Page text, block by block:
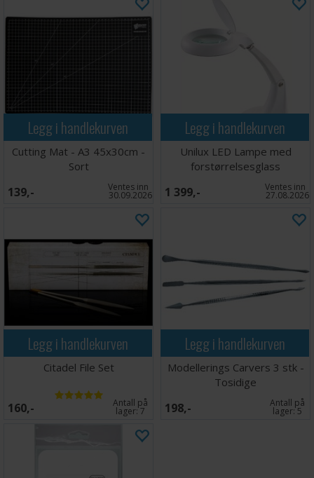
Legg i handlekurven
Cutting Mat - A3 45x30cm -
Sort
139,- Ventes inn
30.09.2026
Legg i handlekurven
Unilux LED Lampe med
forstørrelsesglass
1 399,- Ventes inn
27.08.2026
Legg i handlekurven
Citadel File Set
160,- Antall på
lager:7
Legg i handlekurven
Modellerings Carvers 3 stk -
Tosidige
198,- Antall på
lager:5